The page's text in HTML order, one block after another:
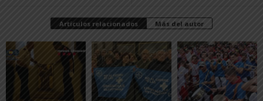
Artículos relacionados Más del autor